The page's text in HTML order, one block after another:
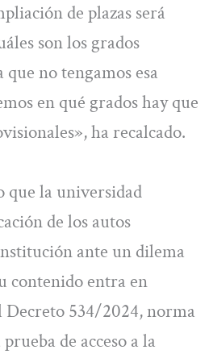
de plazas será
son los grados
que no tengamos esa
en qué grados hay que
ha recalcado.
que la universidad
de los autos
ante un dilema
contenido entra en
Decreto 534/2024, norma
de acceso a la